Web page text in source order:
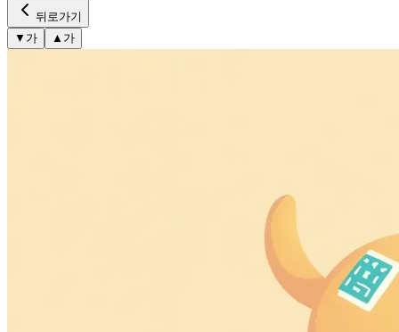
뒤로가기
▼ 가 ▲ 가